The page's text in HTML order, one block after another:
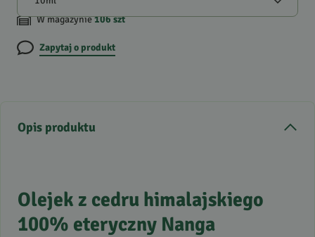
W magazynie106szt
Zapytaj o produkt
Opis produktu
Olejek z cedru himalajskiego
100% eteryczny Nanga